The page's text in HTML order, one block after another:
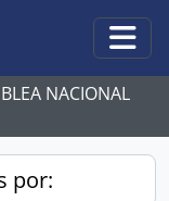
NACIONAL
por: